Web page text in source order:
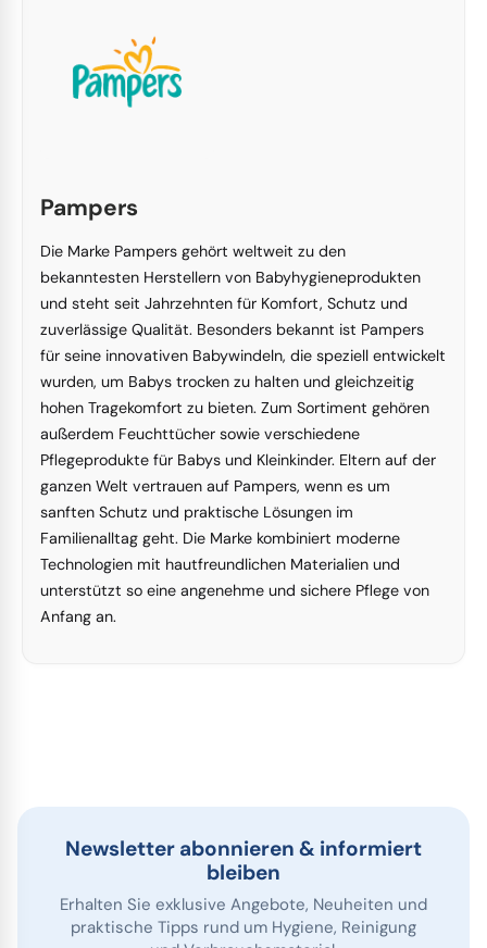
Pampers
Die Marke Pampers gehört weltweit zu den
bekanntesten Herstellern von Babyhygieneprodukten
und steht seit Jahrzehnten für Komfort, Schutz und
zuverlässige Qualität. Besonders bekannt ist Pampers
für seine innovativen Babywindeln, die speziell entwickelt
wurden, um Babys trocken zu halten und gleichzeitig
hohen Tragekomfort zu bieten. Zum Sortiment gehören
außerdem Feuchttücher sowie verschiedene
Pflegeprodukte für Babys und Kleinkinder. Eltern auf der
ganzen Welt vertrauen auf Pampers, wenn es um
sanften Schutz und praktische Lösungen im
Familienalltag geht. Die Marke kombiniert moderne
Technologien mit hautfreundlichen Materialien und
unterstützt so eine angenehme und sichere Pflege von
Anfang an.
Newsletter abonnieren & informiert
bleiben
Erhalten Sie exklusive Angebote, Neuheiten und
praktische Tipps rund um Hygiene, Reinigung